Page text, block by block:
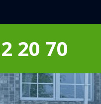
20 70